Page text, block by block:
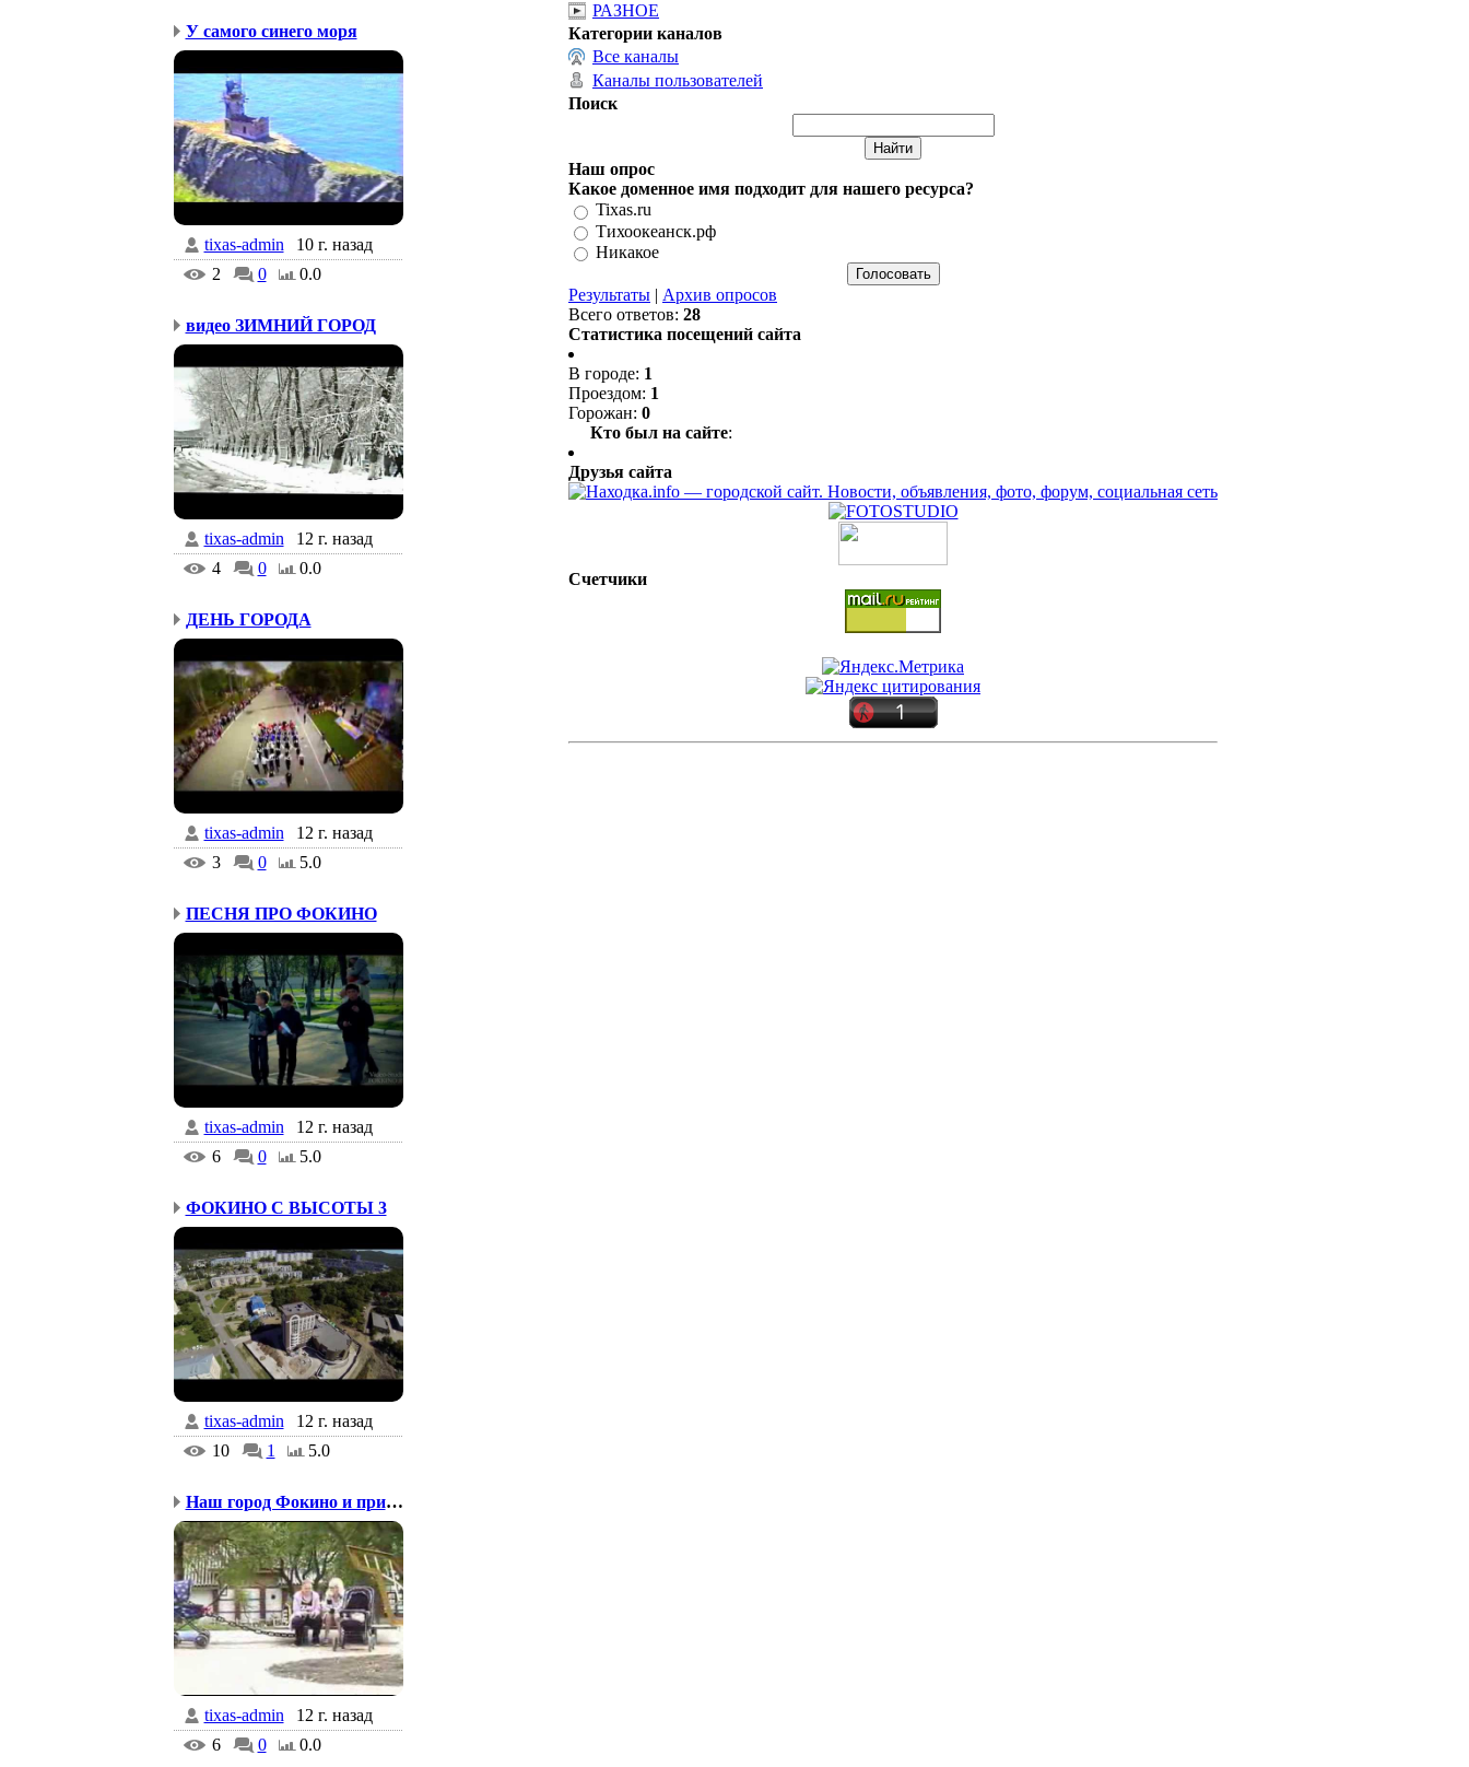
У самого синего моря
tixas-admin
10 г. назад
2
0 0.0
видео ЗИМНИЙ ГОРОД
tixas-admin
12 г. назад
4
0 0.0
ДЕНЬ ГОРОДА
tixas-admin
12 г. назад
3
0 5.0
ПЕСНЯ ПРО ФОКИНО
tixas-admin
12 г. назад
6
0 5.0
ФОКИНО С ВЫСОТЫ 3
tixas-admin
12 г. назад
10
1 5.0
Наш город Фокино и прир...
tixas-admin
12 г. назад
6
0 0.0
РАЗНОЕ
Категории каналов
Все каналы
Каналы пользователей
Поиск
Наш опрос
Какое доменное имя подходит для нашего ресурса?
Tixas.ru
Тихоокеанск.рф
Никакое
Результаты | Архив опросов
Всего ответов: 28
Статистика посещений сайта
В городе: 1
Проездом: 1
Горожан: 0
Кто был на сайте:
Друзья сайта
Счетчики